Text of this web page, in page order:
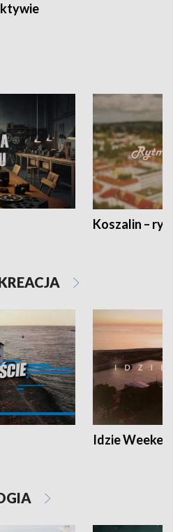
Koszalin –
Idzie